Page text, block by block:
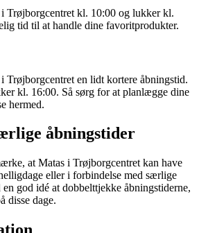
i Trøjborgcentret kl. 10:00 og lukker kl.
tid til at handle dine favoritprodukter.
Trøjborgcentret en lidt kortere åbningstid.
kl. 16:00. Så sørg for at planlægge dine
hermed.
åbningstider
at Matas i Trøjborgcentret kan have
eller i forbindelse med særlige
god idé at dobbelttjekke åbningstiderne,
disse dage.